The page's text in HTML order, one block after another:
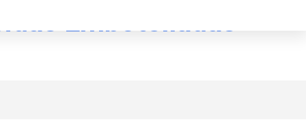
Deutsch
Embotelladas